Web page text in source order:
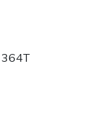
364T